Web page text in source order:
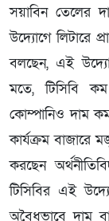
সয়াবিন তেলের
উদ্যোগে লিটারে
বলছেন, এই
মতে, টিসিবি
কোম্পানিও দাম
কার্যক্রম বাজারে
করছেন
টিসিবির এই
অবৈধভাবে দাম